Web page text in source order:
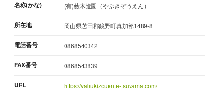
名称(かな) (有)藪木造園（やぶきぞうえん）
所在地 岡山県苫田郡鏡野町真加部1489-8
電話番号 0868540342
FAX番号 0868543839
URL https://yabukizouen.e-tsuyama.com/